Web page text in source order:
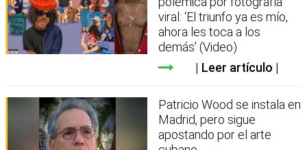
viral: ‘El triunfo ya es mío,
ahora les toca a los
demás’ (Video)
Leer artículo
Patricio Wood se instala en
Madrid, pero sigue
apostando por el arte